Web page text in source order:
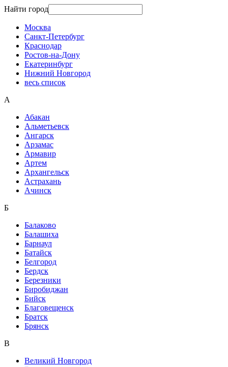
Найти город
Москва
Санкт-Петербург
Краснодар
Ростов-на-Дону
Екатеринбург
Нижний Новгород
весь список
А
Абакан
Альметьевск
Ангарск
Арзамас
Армавир
Артем
Архангельск
Астрахань
Ачинск
Б
Балаково
Балашиха
Барнаул
Батайск
Белгород
Бердск
Березники
Биробиджан
Бийск
Благовещенск
Братск
Брянск
В
Великий Новгород